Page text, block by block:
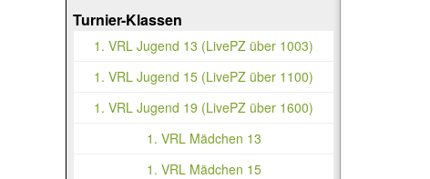
Turnier-Klassen
1. VRL Jugend 13 (LivePZ über 1003)
1. VRL Jugend 15 (LivePZ über 1100)
1. VRL Jugend 19 (LivePZ über 1600)
1. VRL Mädchen 13
1. VRL Mädchen 15